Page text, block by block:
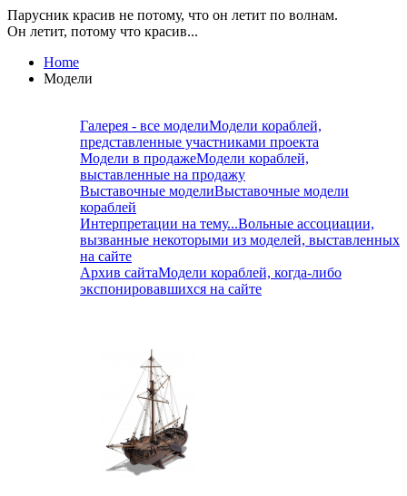
Парусник красив не потому, что он летит по волнам.
Он летит, потому что красив...
Home
Модели
Галерея - все моделиМодели кораблей,
представленные участниками проекта
Модели в продажеМодели кораблей,
выставленные на продажу
Выставочные моделиВыставочные модели
кораблей
Интерпретации на тему...Вольные ассоциации,
вызванные некоторыми из моделей, выставленных
на сайте
Архив сайтаМодели кораблей, когда-либо
экспонировавшихся на сайте